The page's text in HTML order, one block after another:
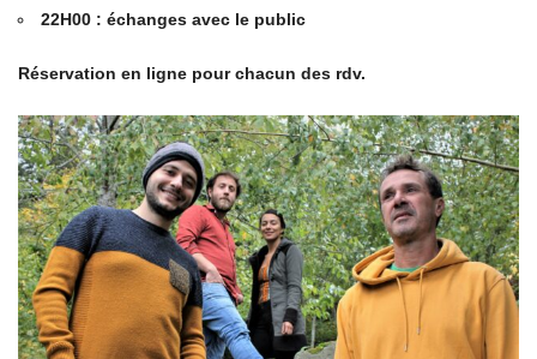
22H00 : échanges avec le public
Réservation en ligne pour chacun des rdv.